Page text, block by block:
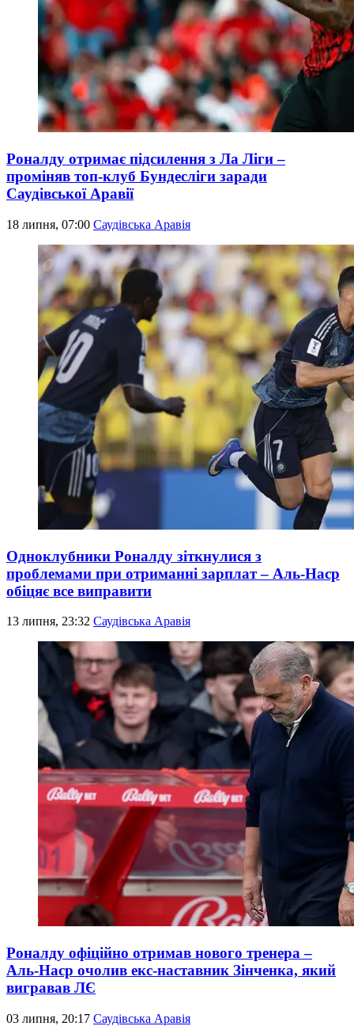
Роналду отримає підсилення з Ла Ліги –
проміняв топ-клуб Бундесліги заради
Саудівської Аравії
18 липня, 07:00 Саудівська Аравія
Одноклубники Роналду зіткнулися з
проблемами при отриманні зарплат – Аль-Наср
обіцяє все виправити
13 липня, 23:32 Саудівська Аравія
Роналду офіційно отримав нового тренера –
Аль-Наср очолив екс-наставник Зінченка, який
вигравав ЛЄ
03 липня, 20:17 Саудівська Аравія